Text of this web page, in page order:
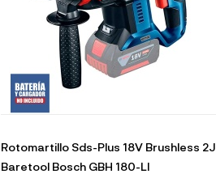
Rotomartillo Sds-Plus 18V Brushless 2J
Baretool Bosch GBH 180-LI